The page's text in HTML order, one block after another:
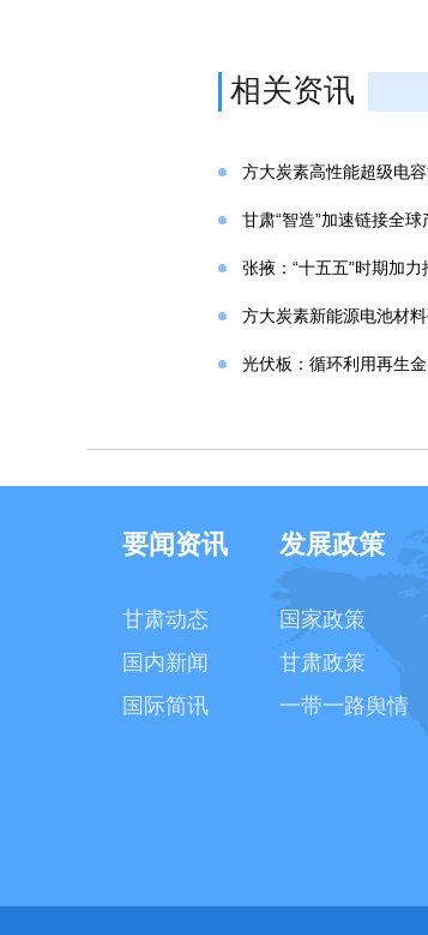
相关资讯
方大炭素高性能超级电
甘肃“智造”加速链接全球
张掖：“十五五”时期加力
方大炭素新能源电池材
光伏板：循环利用再生金
要闻资讯
甘肃动态
国内新闻
国际简讯
发展政策
国家政策
甘肃政策
一带一路舆情